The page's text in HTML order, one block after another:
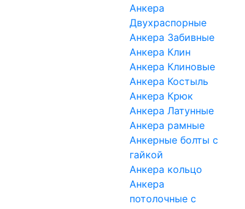
Анкера
Двухраспорные
Анкера Забивные
Анкера Клин
Анкера Клиновые
Анкера Костыль
Анкера Крюк
Анкера Латунные
Анкера рамные
Анкерные болты с
гайкой
Анкера кольцо
Анкера
потолочные с